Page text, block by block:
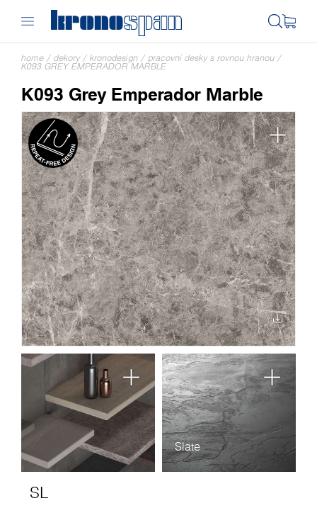
home / dekory / kronodesign / pracovní desky s rovnou hranou /
K093 GREY EMPERADOR MARBLE
K093 Grey Emperador Marble
Slate
SL